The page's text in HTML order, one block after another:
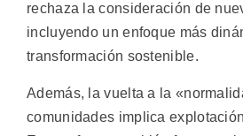
rechaza la consideración de
incluyendo un enfoque más
transformación sostenible.
Además, la vuelta a la
comunidades implica